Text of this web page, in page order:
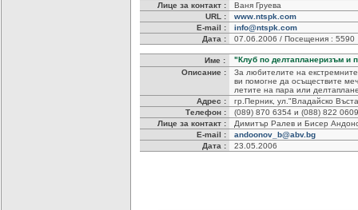
Лице за контакт :
Ваня Груева
URL :
www.ntspk.com
E-mail :
info@ntspk.com
Дата :
07.06.2006 / Посещения : 5590
Име :
"Клуб по делтапланеризъм и
Описание :
За любителите на
ви помогне да осъществите
летите на пара или
Адрес :
гр.Перник, ул."Владайско
Телефон :
(089) 870 6354 и (088) 822 0609
Лице за контакт :
Димитър Ралев и Бисер
E-mail :
andoonov_b@abv.bg
Дата :
23.05.2006